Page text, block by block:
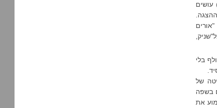
עושים
בלי
של
בשפה
את